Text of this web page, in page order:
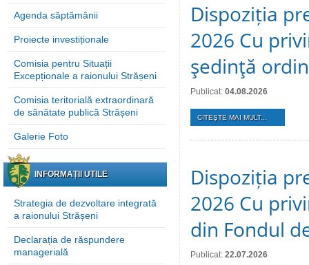
Agenda săptămânii
Proiecte investiționale
Comisia pentru Situații
Excepționale a raionului Strășeni
Comisia teritorială extraordinară
de sănătate publică Strășeni
Galerie Foto
INFORMAȚII UTILE
Strategia de dezvoltare integrată
a raionului Strășeni
Declarația de răspundere
managerială
Dispoziția
2026 Cu
şedinţă
Publicat: 04.08.2026
CITEŞTE MAI MULT...
Dispoziția
2026 Cu
din Fondul
Publicat: 22.07.2026